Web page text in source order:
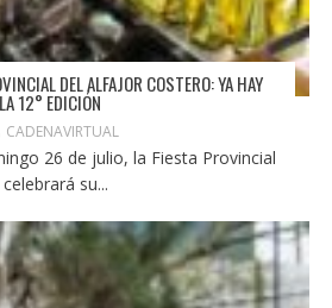
DEL ALFAJOR COSTERO: YA HAY
12° EDICIÓN
CADENAVIRTUAL
26 de julio, la Fiesta Provincial
su...